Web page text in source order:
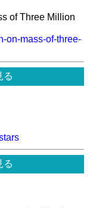
of Three Million
on-mass-of-three-
る
る